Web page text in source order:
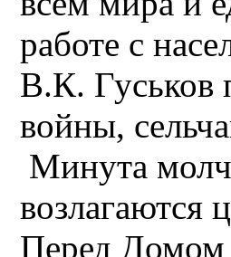
работе с
В.К. Гуськов
войны,
Минута
возлагаются
Перед Домом